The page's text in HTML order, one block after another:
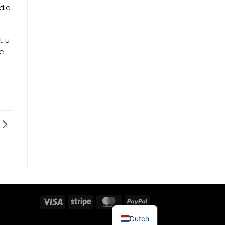
u
Visum Streep MasterCardPayPal
Dutch